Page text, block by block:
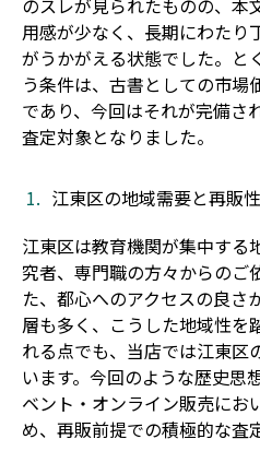
のスレが見られたものの、本
用感が少なく、長期にわたり
がうかがえる状態でした。と
う条件は、古書としての市場
であり、今回はそれが完備さ
査定対象となりました。
江東区の地域需要と再販
江東区は教育機関が集中する
究者、専門職の方々からのご
た、都心へのアクセスの良さ
層も多く、こうした地域性を
れる点でも、当店では江東区
います。今回のような歴史思
ベント・オンライン販売にお
め、再販前提での積極的な査